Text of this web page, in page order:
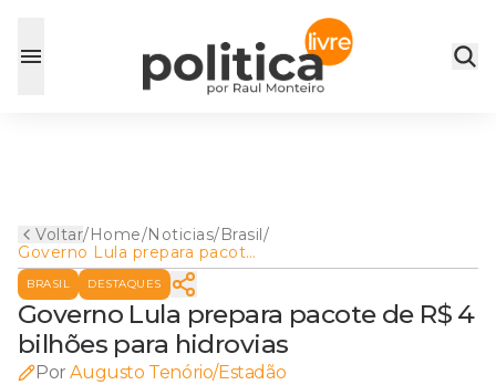
Voltar/Home/Noticias/Brasil/
Governo Lula prepara pacote
de R$ 4 bilhões para
hidrovias
BRASIL DESTAQUES
Governo Lula prepara pacote de R$ 4
bilhões para hidrovias
Por Augusto Tenório/Estadão